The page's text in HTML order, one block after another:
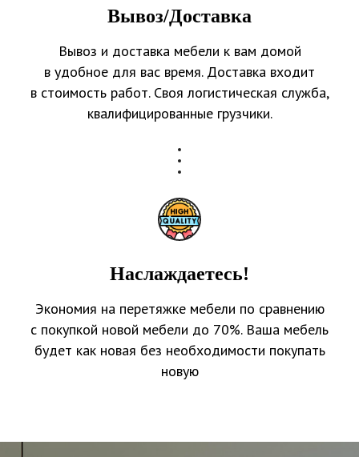
Вывоз/Доставка
Вывоз и доставка мебели к вам домой
в удобное для вас время. Доставка входит
в стоимость работ. Своя логистическая служба,
квалифицированные грузчики.
Наслаждаетесь!
Экономия на перетяжке мебели по сравнению
с покупкой новой мебели до 70%. Ваша мебель
будет как новая без необходимости покупать
новую